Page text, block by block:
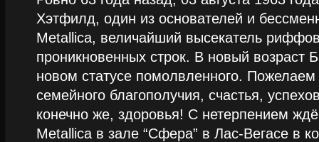
Хэтфилд, один из основателей и
Metallica, величайший высекатель
проникновенных строк. В новый возраст
новом статусе помолвленного.
семейного благополучия, счастья,
конечно же, здоровья! С нетерпением
Metallica в зале “Сфера” в Лас-Вегасе в